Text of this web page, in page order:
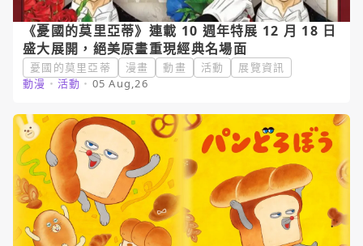
《憂國的莫里亞蒂》連載 10 週年特展 12 月 18 日
盛大展開，絕美原畫重現經典名場面
憂國的莫里亞蒂 漫畫 動畫 活動
展覽資訊
動漫 ・ 活動 ・ 05 Aug,26